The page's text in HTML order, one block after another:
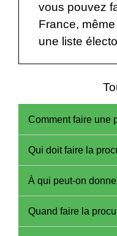
vous pouvez
France,
une liste
Comment faire une
Qui doit faire la
À qui peut-on
Quand faire la